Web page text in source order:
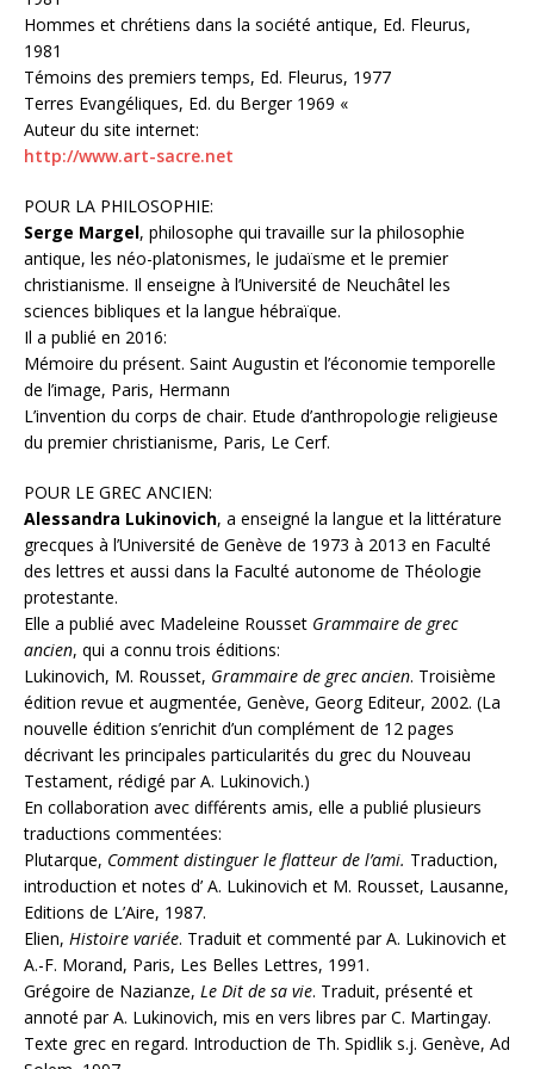
Hommes et chrétiens dans la société antique, Ed. Fleurus,
1981
Témoins des premiers temps, Ed. Fleurus, 1977
Terres Evangéliques, Ed. du Berger 1969 «
Auteur du site internet:
http://www.art-sacre.net
POUR LA PHILOSOPHIE:
Serge Margel, philosophe qui travaille sur la philosophie
antique, les néo-platonismes, le judaïsme et le premier
christianisme. Il enseigne à l’Université de Neuchâtel les
sciences bibliques et la langue hébraïque.
Il a publié en 2016:
Mémoire du présent. Saint Augustin et l’économie temporelle
de l’image, Paris, Hermann
L’invention du corps de chair. Etude d’anthropologie religieuse
du premier christianisme, Paris, Le Cerf.
POUR LE GREC ANCIEN:
Alessandra Lukinovich, a enseigné la langue et la littérature
grecques à l’Université de Genève de 1973 à 2013 en Faculté
des lettres et aussi dans la Faculté autonome de Théologie
protestante.
Elle a publié avec Madeleine Rousset Grammaire de grec
ancien, qui a connu trois éditions:
Lukinovich, M. Rousset, Grammaire de grec ancien. Troisième
édition revue et augmentée, Genève, Georg Editeur, 2002. (La
nouvelle édition s’enrichit d’un complément de 12 pages
décrivant les principales particularités du grec du Nouveau
Testament, rédigé par A. Lukinovich.)
En collaboration avec différents amis, elle a publié plusieurs
traductions commentées:
Plutarque, Comment distinguer le flatteur de l’ami. Traduction,
introduction et notes d’ A. Lukinovich et M. Rousset, Lausanne,
Editions de L’Aire, 1987.
Elien, Histoire variée. Traduit et commenté par A. Lukinovich et
A.-F. Morand, Paris, Les Belles Lettres, 1991.
Grégoire de Nazianze, Le Dit de sa vie. Traduit, présenté et
annoté par A. Lukinovich, mis en vers libres par C. Martingay.
Texte grec en regard. Introduction de Th. Spidlik s.j. Genève, Ad